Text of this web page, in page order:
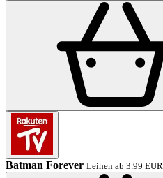
Batman Forever Leihen ab 3.99 EUR